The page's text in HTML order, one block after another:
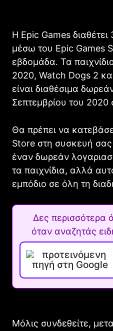
Η Epic Games
μέσω του Epic Games
εβδομάδα. Τα
2020, Watch Dogs 2
είναι διαθέσιμα
Σεπτεμβρίου του 2020
Θα πρέπει να
Store στη συσκευή σας
έναν δωρεάν
τα παιχνίδια, αλλά
εμπόδιο σε όλη τη
Δες περισσότερα
όταν αναζητάς
Μόλις συνδεθείτε,